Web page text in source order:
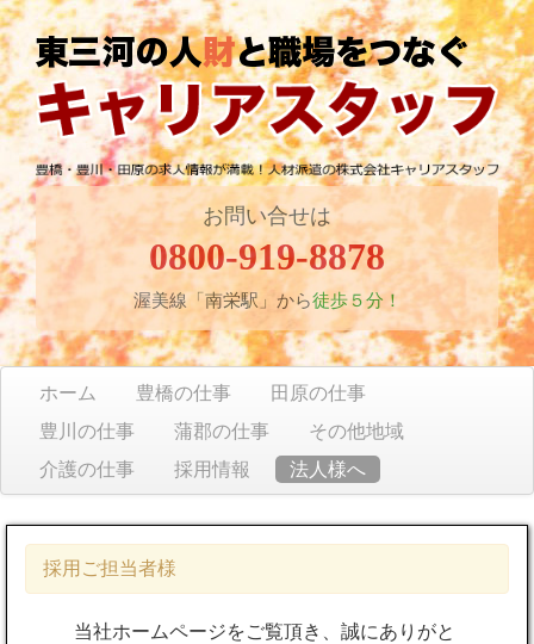
お問い合せは
0800-919-8878
渥美線「南栄駅」から徒歩５分！
ホーム 豊橋の仕事
田原の仕事
豊川の仕事
蒲郡の仕事
その他地域
介護の仕事
採用情報 法人様へ
採用ご担当者様
当社ホームページをご覧頂き、誠にありがと